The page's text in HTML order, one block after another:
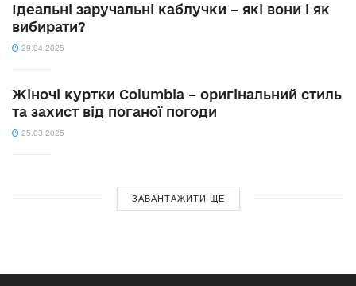
Ідеальні заручальні каблучки – які вони і як
вибирати?
29.04.2025
Жіночі куртки Columbia – оригінальний стиль
та захист від поганої погоди
25.03.2025
ЗАВАНТАЖИТИ ЩЕ